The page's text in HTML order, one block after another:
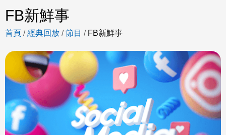
FB新鮮事
首頁 /經典回放 /節目 / FB新鮮事